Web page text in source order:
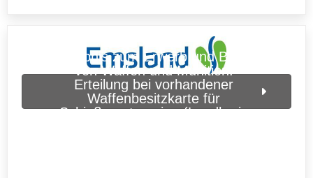
Erlaubnis zum Erwerb und Besitz
von Waffen und Munition:
Erteilung bei vorhandener
Waffenbesitzkarte für
Schießsportvereine (Landkreis